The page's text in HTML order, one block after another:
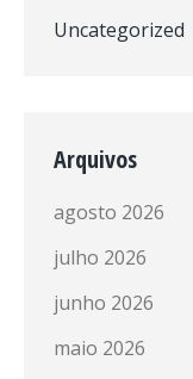
Uncategorized
Arquivos
agosto 2026
julho 2026
junho 2026
maio 2026